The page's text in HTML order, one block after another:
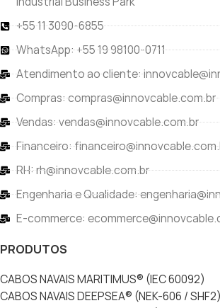
+55 11 3090-6855
WhatsApp: +55 19 98100-0711
Atendimento ao cliente:
Compras: compras@innovcable.com.br
Vendas: vendas@innovcable.com.br
Financeiro:
RH: rh@innovcable.com.br
Engenharia e Qualidade:
E-commerce:
PRODUTOS
CABOS NAVAIS MARITIMUS® (IEC 60092)
CABOS NAVAIS DEEPSEA® (NEK-606 / SHF2)